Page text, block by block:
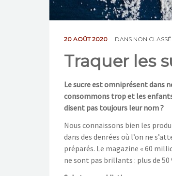
20 AOÛT 2020 DANS NON CLASSÉ
Traquer les
Le sucre est omniprésent dans
consommons trop et les
disent pas toujours leur nom ?
Nous connaissons bien les
dans des denrées où l’on ne
préparés. Le magazine « 60
ne sont pas brillants : plus de